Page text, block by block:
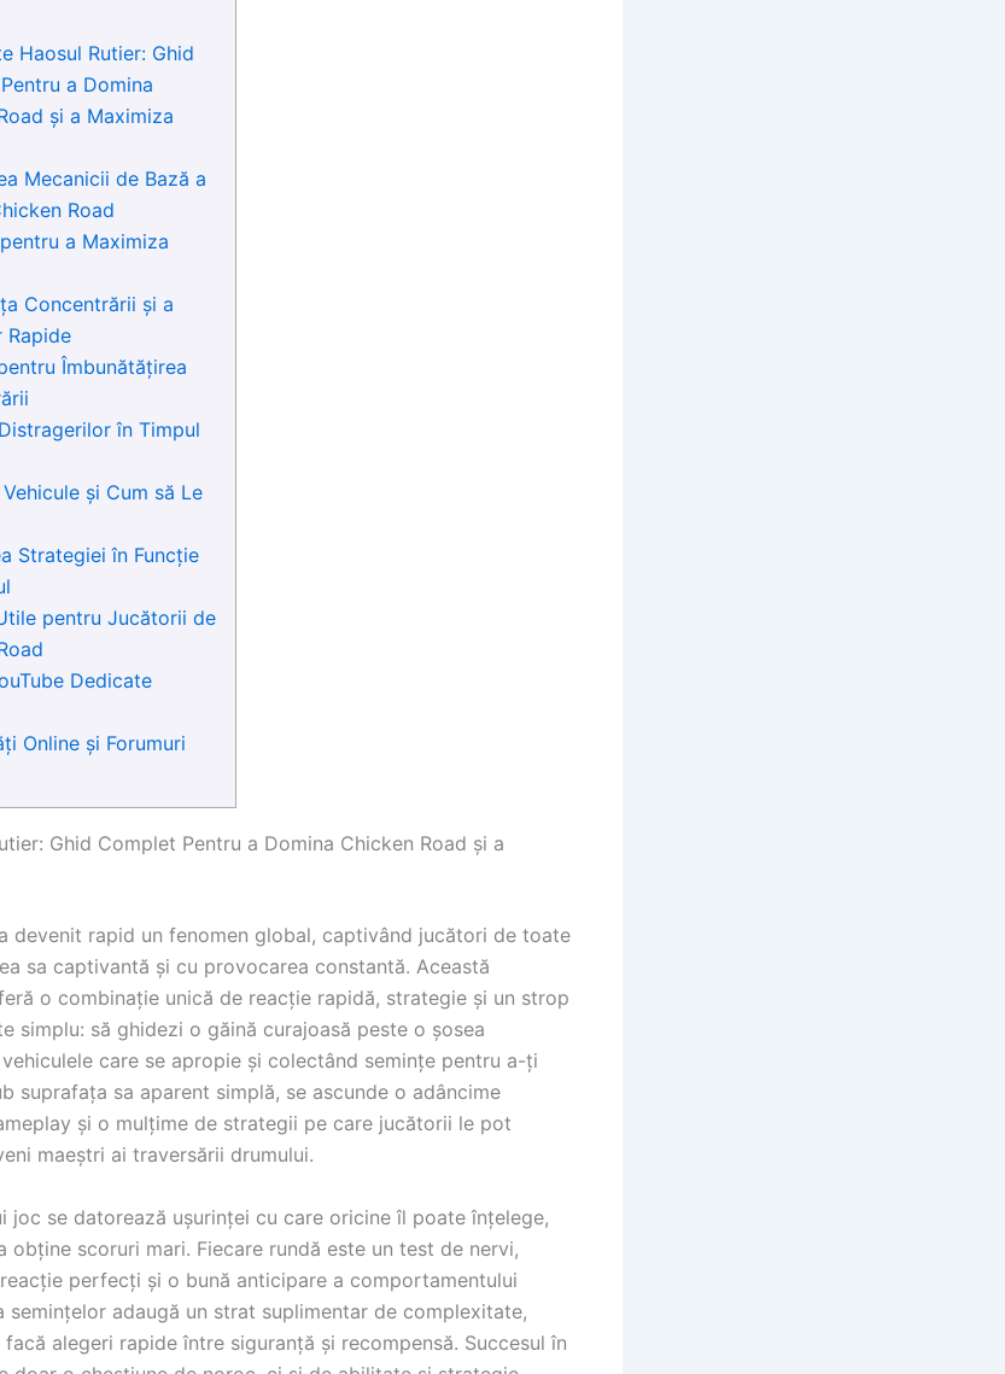
Haosul Rutier: Ghid
a Domina
și a Maximiza
Mecanicii de Bază a
Road
a Maximiza
Concentrării și a
Rapide
Îmbunătățirea
în Timpul
și Cum să Le
Strategiei în Funcție
pentru Jucătorii de
Dedicate
Online și Forumuri
Ghid Complet Pentru a Domina Chicken Road și a
a devenit rapid un fenomen global, captivând jucători de toate
sa captivantă și cu provocarea constantă. Această
o combinație unică de reacție rapidă, strategie și un strop
simplu: să ghidezi o găină curajoasă peste o șosea
care se apropie și colectând semințe pentru a-ți
suprafața sa aparent simplă, se ascunde o adâncime
și o mulțime de strategii pe care jucătorii le pot
maeștri ai traversării drumului.
joc se datorează ușurinței cu care oricine îl poate înțelege,
obține scoruri mari. Fiecare rundă este un test de nervi,
perfecți și o bună anticipare a comportamentului
semințelor adaugă un strat suplimentar de complexitate,
alegeri rapide între siguranță și recompensă. Succesul în